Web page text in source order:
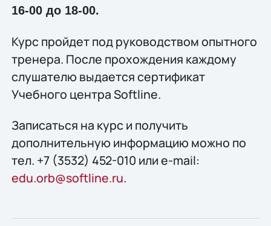
16-00 до 18-00.
Курс пройдет под руководством опытного
тренера. После прохождения каждому
слушателю выдается сертификат
Учебного центра Softline.
Записаться на курс и получить
дополнительную информацию можно по
тел. +7 (3532) 452-010 или e-mail:
edu.orb@softline.ru.